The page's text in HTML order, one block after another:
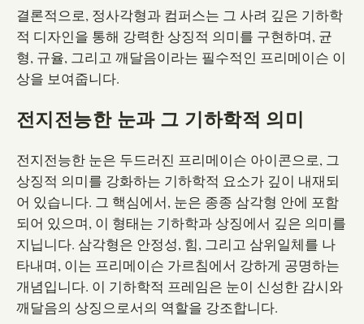
결론적으로, 정사각형과 컴퍼스는 그 사려 깊은 기하학
적 디자인을 통해 강력한 상징적 의미를 구현하며, 균
형, 규율, 그리고 깨달음이라는 필수적인 프리메이슨 이
상을 보여줍니다.
전지전능한 눈과 그 기하학적 의미
전지전능한 눈은 두드러진 프리메이슨 아이콘으로, 그
상징적 의미를 강화하는 기하학적 요소가 깊이 내재되
어 있습니다. 그 핵심에서, 눈은 종종 삼각형 안에 포함
되어 있으며, 이 형태는 기하학과 상징에서 깊은 의미를
지닙니다. 삼각형은 안정성, 힘, 그리고 삼위일체를 나
타내며, 이는 프리메이슨 가르침에서 강하게 공명하는
개념입니다. 이 기하학적 프레임은 눈이 신성한 감시와
깨달음의 상징으로서의 역할을 강조합니다.